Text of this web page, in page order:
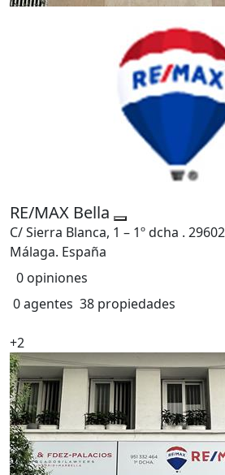
RE/MAX Bella
C/ Sierra Blanca, 1 – 1º dcha .
Málaga. España
0 opiniones
0 agentes 38 propiedades
+2